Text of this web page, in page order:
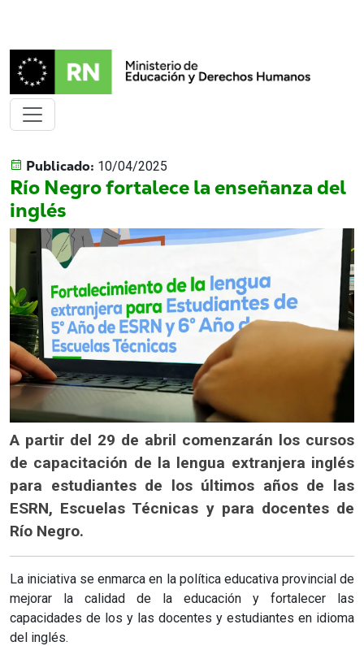
Publicado: 10/04/2025
Río Negro fortalece la enseñanza del
inglés
A partir del 29 de abril comenzarán los cursos
de capacitación de la lengua extranjera inglés
para estudiantes de los últimos años de las
ESRN, Escuelas Técnicas y para docentes de
Río Negro.
La iniciativa se enmarca en la política educativa provincial de
mejorar la calidad de la educación y fortalecer las
capacidades de los y las docentes y estudiantes en idioma
del inglés.